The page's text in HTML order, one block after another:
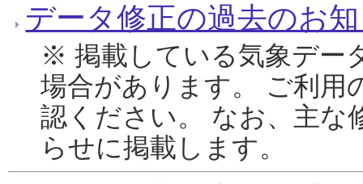
データ修正の過去のお
※ 掲載している気象デー
場合があります。 ご利用
認ください。 なお、主な
らせに掲載します。